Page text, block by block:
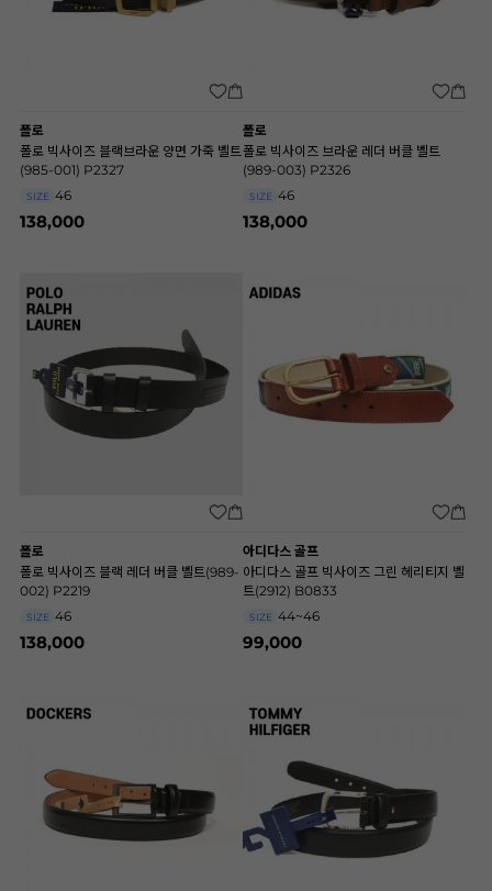
폴로
폴로 빅사이즈 블랙브라운 양면 가죽 벨트
(985-001) P2327
SIZE 46
138,000
폴로
폴로 빅사이즈 브라운 레더 버클 벨트
(989-003) P2326
SIZE 46
138,000
폴로
폴로 빅사이즈 블랙 레더 버클 벨트(989-
002) P2219
SIZE 46
138,000
아디다스 골프
아디다스 골프 빅사이즈 그린 헤리티지 벨
트(2912) B0833
SIZE 44~46
99,000